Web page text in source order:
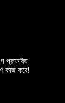
প্রুফরিড
কাজ করে!